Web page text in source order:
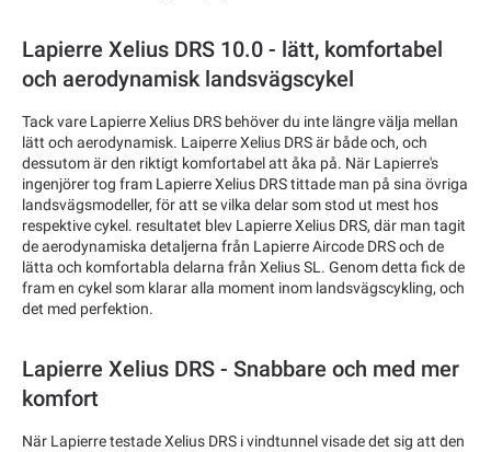
Lapierre Xelius DRS 10.0 - lätt, komfortabel
och aerodynamisk landsvägscykel
Tack vare Lapierre Xelius DRS behöver du inte längre välja mellan
lätt och aerodynamisk. Laiperre Xelius DRS är både och, och
dessutom är den riktigt komfortabel att åka på. När Lapierre's
ingenjörer tog fram Lapierre Xelius DRS tittade man på sina övriga
landsvägsmodeller, för att se vilka delar som stod ut mest hos
respektive cykel. resultatet blev Lapierre Xelius DRS, där man tagit
de aerodynamiska detaljerna från Lapierre Aircode DRS och de
lätta och komfortabla delarna från Xelius SL. Genom detta fick de
fram en cykel som klarar alla moment inom landsvägscykling, och
det med perfektion.
Lapierre Xelius DRS - Snabbare och med mer
komfort
När Lapierre testade Xelius DRS i vindtunnel visade det sig att den